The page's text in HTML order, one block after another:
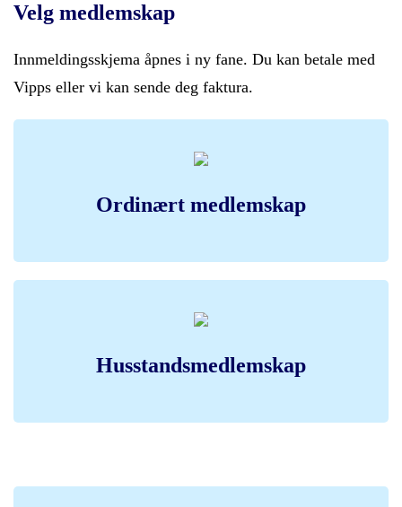
Velg medlemskap
Innmeldingsskjema åpnes i ny fane. Du kan betale med
Vipps eller vi kan sende deg faktura.
Ordinært medlemskap
Husstandsmedlemskap